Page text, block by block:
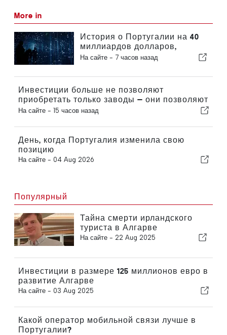
More in
История о Португалии на 40
миллиардов долларов,
которую упускают из виду
На сайте - 7 часов назад
Инвестиции больше не позволяют
приобретать только заводы — они позволяют
приобретать знания
На сайте - 15 часов назад
День, когда Португалия изменила свою
позицию
На сайте - 04 Aug 2026
Популярный
Тайна смерти ирландского
туриста в Алгарве
На сайте - 22 Aug 2025
Инвестиции в размере 125 миллионов евро в
развитие Алгарве
На сайте - 03 Aug 2025
Какой оператор мобильной связи лучше в
Португалии?